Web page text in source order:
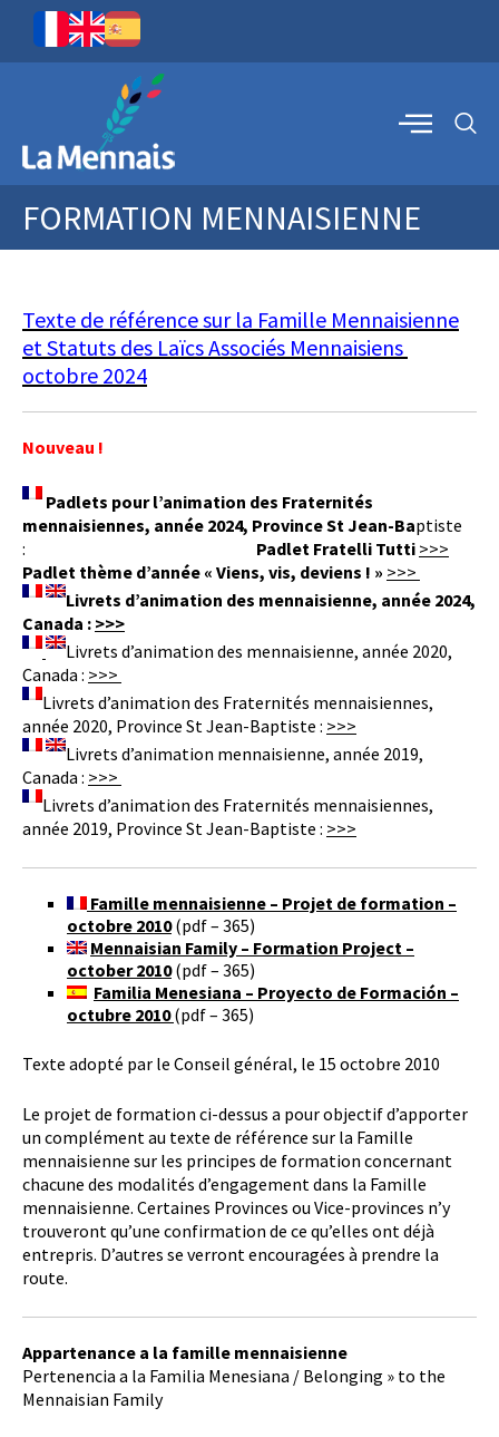
FORMATION MENNAISIENNE
Texte de référence sur la Famille Mennaisienne
et Statuts des Laïcs Associés Mennaisiens
octobre 2024
Nouveau !
Padlets pour l’animation des Fraternités
mennaisiennes, année 2024, Province St Jean-Baptiste
: Padlet Fratelli Tutti >>>
Padlet thème d’année « Viens, vis, deviens ! » >>>
Livrets d’animation des mennaisienne, année 2024,
Canada : >>>
Livrets d’animation des mennaisienne, année 2020,
Canada : >>>
Livrets d’animation des Fraternités mennaisiennes,
année 2020, Province St Jean-Baptiste : >>>
Livrets d’animation mennaisienne, année 2019,
Canada : >>>
Livrets d’animation des Fraternités mennaisiennes,
année 2019, Province St Jean-Baptiste : >>>
Famille mennaisienne – Projet de formation –
octobre 2010(pdf – 365)
Mennaisian Family – Formation Project –
october 2010(pdf – 365)
Familia Menesiana – Proyecto de Formación –
octubre 2010(pdf – 365)
Texte adopté par le Conseil général, le 15 octobre 2010
Le projet de formation ci-dessus a pour objectif d’apporter
un complément au texte de référence sur la Famille
mennaisienne sur les principes de formation concernant
chacune des modalités d’engagement dans la Famille
mennaisienne. Certaines Provinces ou Vice-provinces n’y
trouveront qu’une confirmation de ce qu’elles ont déjà
entrepris. D’autres se verront encouragées à prendre la
route.
Appartenance a la famille mennaisienne
Pertenencia a la Familia Menesiana / Belonging » to the
Mennaisian Family